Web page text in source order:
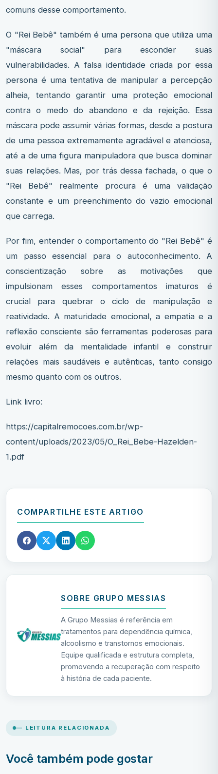
comuns desse comportamento.
O "Rei Bebê" também é uma persona que utiliza uma
"máscara social" para esconder suas
vulnerabilidades. A falsa identidade criada por essa
persona é uma tentativa de manipular a percepção
alheia, tentando garantir uma proteção emocional
contra o medo do abandono e da rejeição. Essa
máscara pode assumir várias formas, desde a postura
de uma pessoa extremamente agradável e atenciosa,
até a de uma figura manipuladora que busca dominar
suas relações. Mas, por trás dessa fachada, o que o
"Rei Bebê" realmente procura é uma validação
constante e um preenchimento do vazio emocional
que carrega.
Por fim, entender o comportamento do "Rei Bebê" é
um passo essencial para o autoconhecimento. A
conscientização sobre as motivações que
impulsionam esses comportamentos imaturos é
crucial para quebrar o ciclo de manipulação e
reatividade. A maturidade emocional, a empatia e a
reflexão consciente são ferramentas poderosas para
evoluir além da mentalidade infantil e construir
relações mais saudáveis e autênticas, tanto consigo
mesmo quanto com os outros.
Link livro:
https://capitalremocoes.com.br/wp-
content/uploads/2023/05/O_Rei_Bebe-Hazelden-
1.pdf
COMPARTILHE ESTE ARTIGO
SOBRE GRUPO MESSIAS
A Grupo Messias é referência em
tratamentos para dependência química,
alcoolismo e transtornos emocionais.
Equipe qualificada e estrutura completa,
promovendo a recuperação com respeito
à história de cada paciente.
— LEITURA RELACIONADA
Você também pode gostar